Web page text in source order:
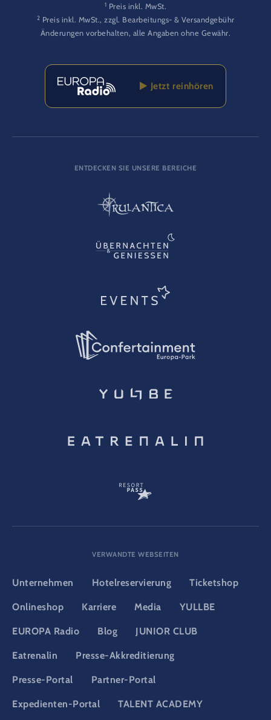
1 Preis inkl. MwSt.
2 Preis inkl. MwSt., zzgl. Bearbeitungs- & Versandgebühr
Änderungen vorbehalten, alle Angaben ohne Gewähr.
Jetzt reinhören
ENTDECKEN SIE UNSERE BEREICHE
VERWANDTE WEBSEITEN
Unternehmen Hotelreservierung Ticketshop
Onlineshop Karriere Media YULLBE
EUROPA Radio Blog JUNIOR CLUB
Eatrenalin Presse-Akkreditierung
Presse-Portal Partner-Portal
Expedienten-Portal TALENT ACADEMY